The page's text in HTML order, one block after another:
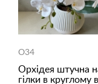
O34
Орхідея штучна
гілки в круглому